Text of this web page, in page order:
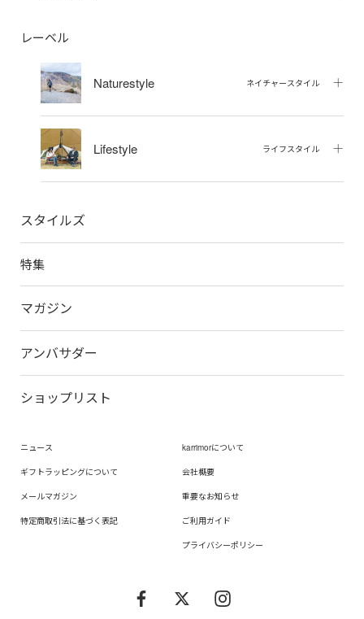
レーベル
Naturestyle ネイチャースタイル
Lifestyle ライフスタイル
スタイルズ
特集
マガジン
アンバサダー
ショップリスト
ニュース
ギフトラッピングについて
メールマガジン
特定商取引法に基づく表記
karrimorについて
会社概要
重要なお知らせ
ご利用ガイド
プライバシーポリシー